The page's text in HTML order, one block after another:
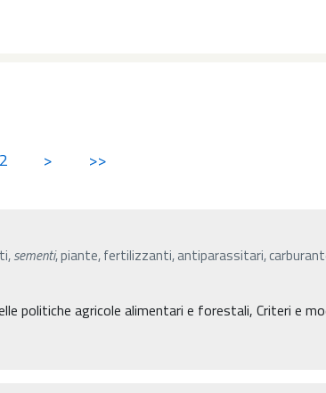
2 > >>
sementi, piante, fertilizzanti, antiparassitari,
politiche agricole alimentari e forestali, Criteri e